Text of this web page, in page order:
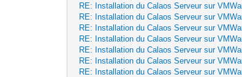
RE: Installation du Calaos Serveur sur
RE: Installation du Calaos Serveur sur
RE: Installation du Calaos Serveur sur
RE: Installation du Calaos Serveur sur
RE: Installation du Calaos Serveur sur
RE: Installation du Calaos Serveur sur
RE: Installation du Calaos Serveur sur